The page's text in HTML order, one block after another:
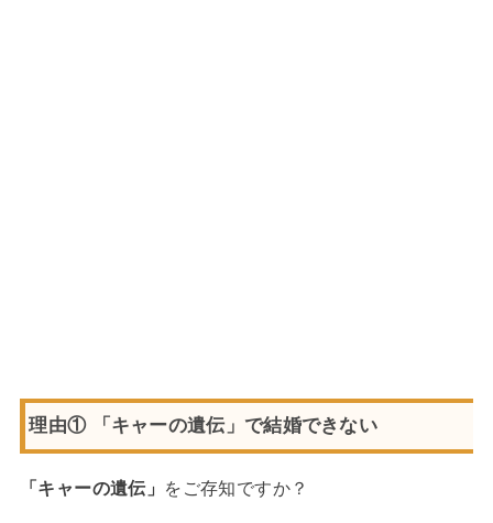
理由① 「キャーの遺伝」で結婚できない
「キャーの遺伝」 をご存知ですか？